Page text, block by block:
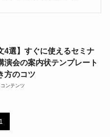
4選】すぐに使えるセミナ
演会の案内状テンプレート
方のコツ
ンテンツ
1